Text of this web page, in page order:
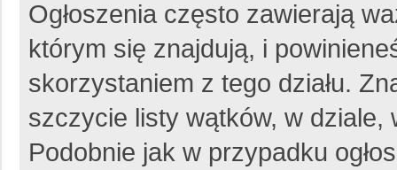
Ogłoszenia często zawierają
którym się znajdują, i
skorzystaniem z tego działu.
szczycie listy wątków, w dziale,
Podobnie jak w przypadku